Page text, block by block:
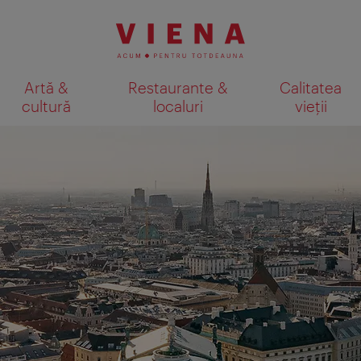
Artă &
cultură
Restaurante &
localuri
Calitatea
vieții